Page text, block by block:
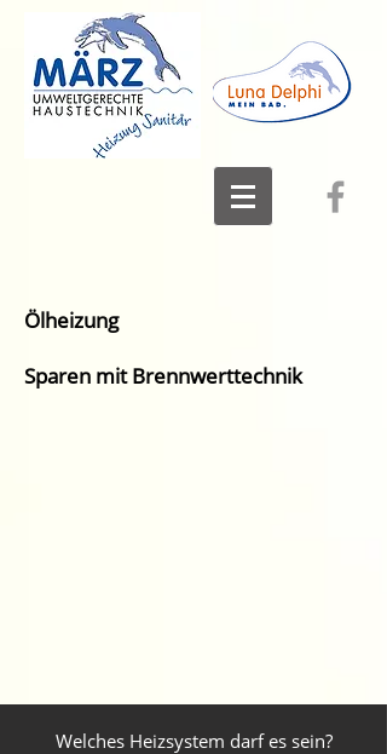
Ölheizung
Sparen mit Brennwerttechnik
Welches Heizsystem darf es sein?